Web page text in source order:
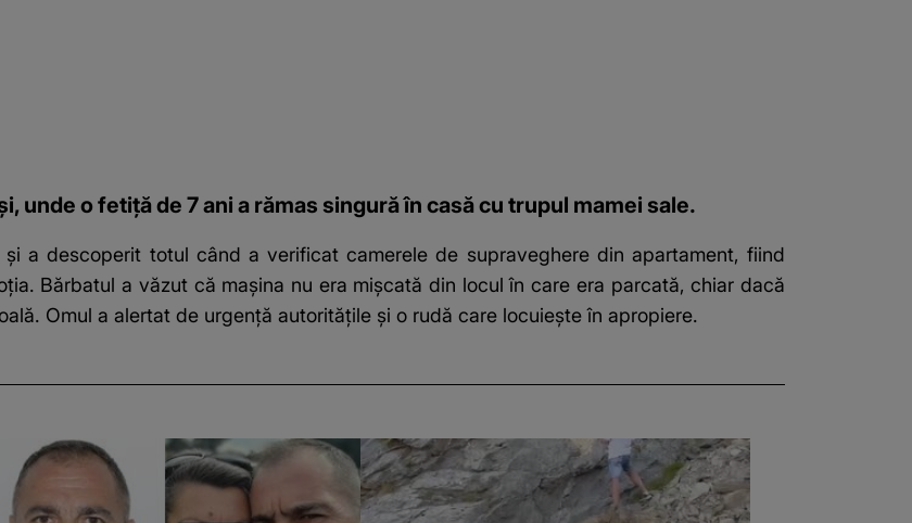
unde o fetiță de 7 ani a rămas singură în casă cu trupul mamei sale.
a descoperit totul când a verificat camerele de supraveghere din apartament, fiind
Bărbatul a văzut că mașina nu era mișcată din locul în care era parcată, chiar dacă
Omul a alertat de urgență autoritățile și o rudă care locuiește în apropiere.